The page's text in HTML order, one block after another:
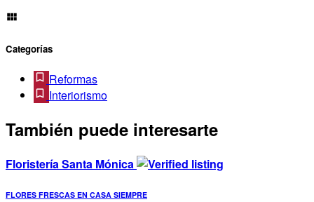
Categorías
Reformas
Interiorismo
También puede interesarte
Floristería Santa Mónica
FLORES FRESCAS EN CASA SIEMPRE